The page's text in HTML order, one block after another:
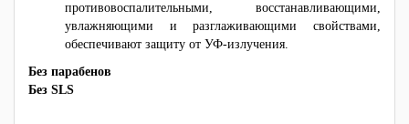
противовоспалительными, восстанавливающими,
увлажняющими и разглаживающими свойствами,
обеспечивают защиту от УФ-излучения.
Без парабенов
Без SLS